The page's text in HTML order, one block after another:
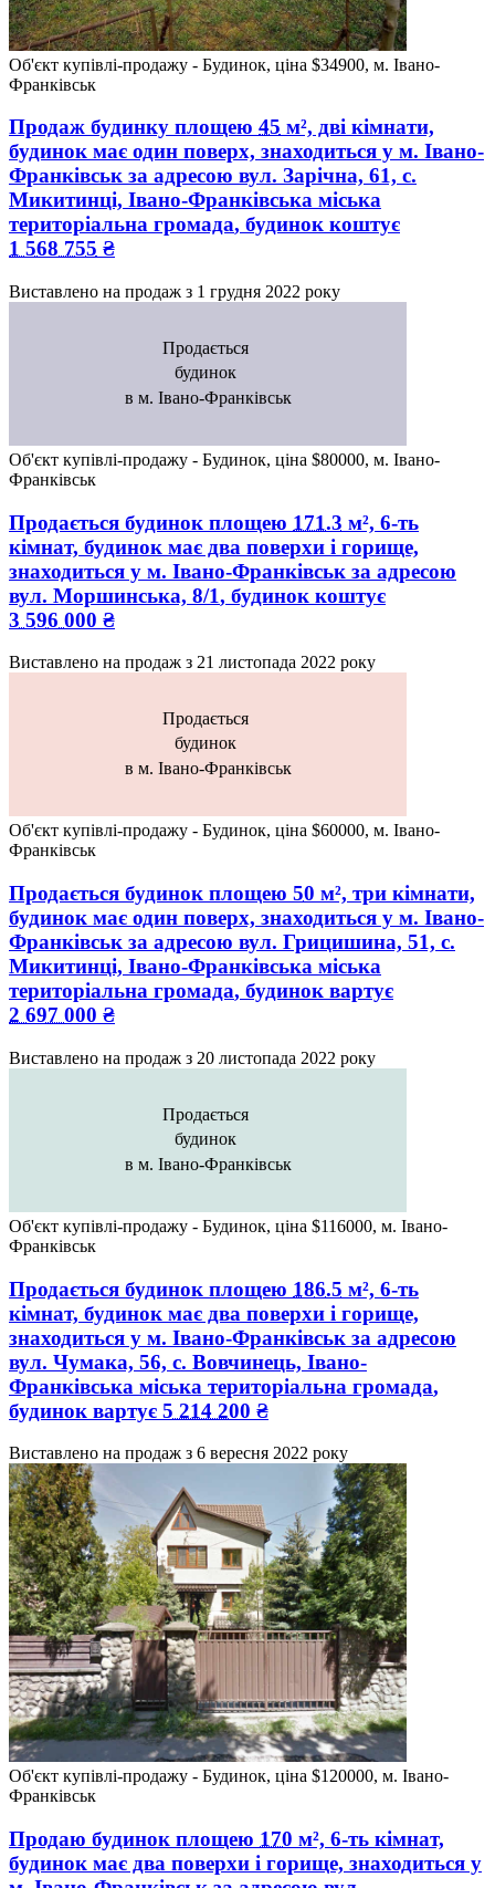
Об'єкт купівлі-продажу - Будинок, ціна $34900, м. Івано-
Франківськ
Продаж будинку площею 45 м², дві кімнати,
будинок має один поверх, знаходиться у м. Івано-
Франківськ за адресою вул. Зарічна, 61, с.
Микитинці, Івано-Франківська міська
територіальна громада, будинок коштує
1 568 755 ₴
Виставлено на продаж з 1 грудня 2022 року
Продається
будинок
в м. Івано-Франківськ
Об'єкт купівлі-продажу - Будинок, ціна $80000, м. Івано-
Франківськ
Продається будинок площею 171.3 м², 6-ть
кімнат, будинок має два поверхи і горище,
знаходиться у м. Івано-Франківськ за адресою
вул. Моршинська, 8/1, будинок коштує
3 596 000 ₴
Виставлено на продаж з 21 листопада 2022 року
Продається
будинок
в м. Івано-Франківськ
Об'єкт купівлі-продажу - Будинок, ціна $60000, м. Івано-
Франківськ
Продається будинок площею 50 м², три кімнати,
будинок має один поверх, знаходиться у м. Івано-
Франківськ за адресою вул. Грицишина, 51, с.
Микитинці, Івано-Франківська міська
територіальна громада, будинок вартує
2 697 000 ₴
Виставлено на продаж з 20 листопада 2022 року
Продається
будинок
в м. Івано-Франківськ
Об'єкт купівлі-продажу - Будинок, ціна $116000, м. Івано-
Франківськ
Продається будинок площею 186.5 м², 6-ть
кімнат, будинок має два поверхи і горище,
знаходиться у м. Івано-Франківськ за адресою
вул. Чумака, 56, с. Вовчинець, Івано-
Франківська міська територіальна громада,
будинок вартує 5 214 200 ₴
Виставлено на продаж з 6 вересня 2022 року
Об'єкт купівлі-продажу - Будинок, ціна $120000, м. Івано-
Франківськ
Продаю будинок площею 170 м², 6-ть кімнат,
будинок має два поверхи і горище, знаходиться у